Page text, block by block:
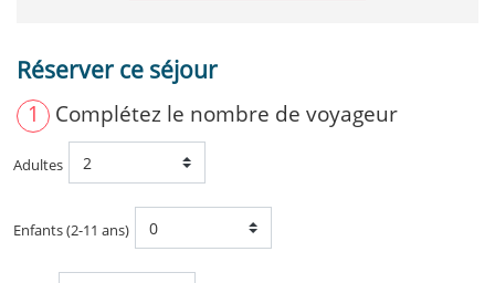
Réserver ce séjour
1 Complétez le nombre de voyageur
Adultes
Enfants (2-11 ans)